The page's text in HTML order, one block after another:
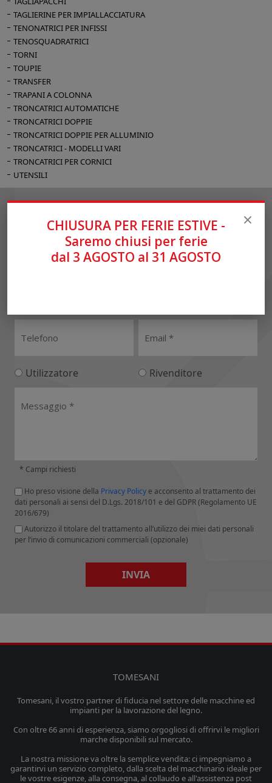
TAGLIERINE PER IMPIALLACCIATURA
TENONATRICI PER INFISSI
TENOSQUADRATRICI
TORNI
TOUPIE
TRANSFER
TRAPANI A COLONNA
TRONCATRICI AUTOMATICHE
TRONCATRICI DOPPIE
TRONCATRICI DOPPIE PER ALLUMINIO
TRONCATRICI - MODELLI VARI
TRONCATRICI PER CORNICI
UTENSILI
Richiesta informazioni
Utilizzatore Rivenditore
* Campi richiesti
Ho preso visione della Privacy Policy e acconsento al trattamento dei
dati personali ai sensi del D.Lgs. 2018/101 e del GDPR (Regolamento UE
2016/679)
Autorizzo il titolare del trattamento all’utilizzo dei miei dati personali
per l’invio di comunicazioni commerciali (opzionale)
INVIA
TOMESANI
Tomesani, il vostro partner di fiducia nel settore delle macchine ed
impianti per la lavorazione del legno.
Con oltre 66 anni di esperienza, siamo orgogliosi di offrirvi le migliori
marche disponibili sul mercato.
La nostra missione va oltre la semplice vendita: ci impegniamo a
garantirvi un servizio completo, dalla scelta del macchinario ideale per
le vostre esigenze, alla consegna, al collaudo e all'assistenza post
CHIUSURA PER FERIE ESTIVE -
Saremo chiusi per ferie
dal 3 AGOSTO al 31 AGOSTO